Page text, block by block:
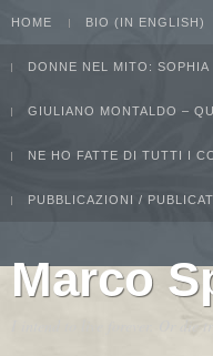
HOME BIO (IN ENGLISH)
DONNE NEL MITO: SOPHIA
GIULIANO MONTALDO –
NE HO FATTE DI TUTTI I
PUBBLICAZIONI /
Marco